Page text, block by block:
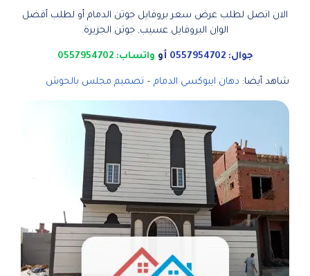
الان اتصل لطلب عرض سعر بروفايل جوتن الدمام أو لطلب أفضل
الوان البروفايل عسيب, جوتن الجزيرة.
جوال: 0557954702 أو واتساب: 0557954702
شاهد أيضا: دهان ايبوكسي الدمام – تصميم مجلس بالحوش